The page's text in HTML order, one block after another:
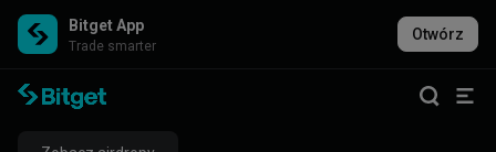
Bitget App
Trade smarter
Otwórz